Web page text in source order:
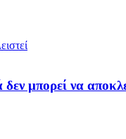
μπορεί να